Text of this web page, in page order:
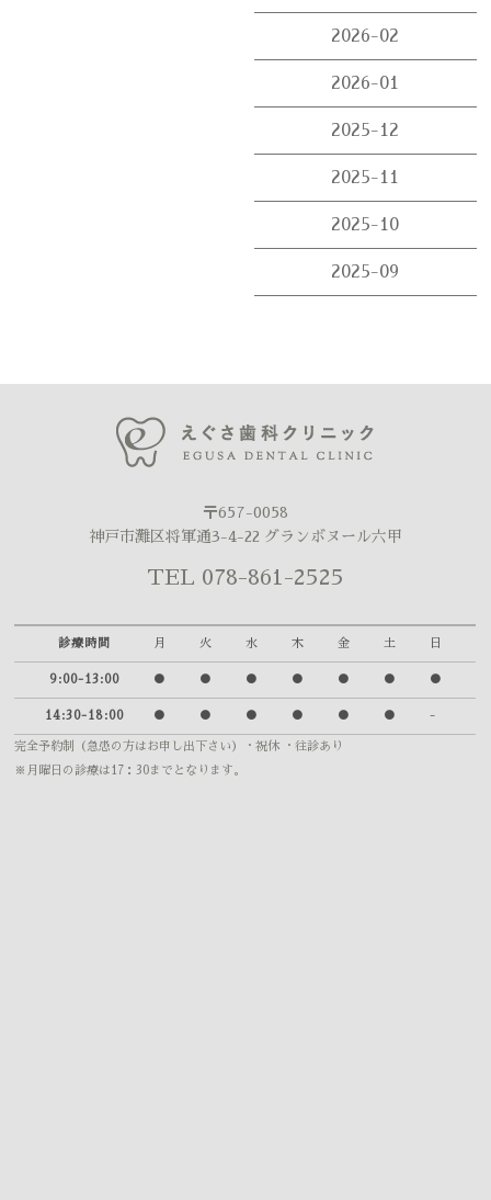
2026-02
2026-01
2025-12
2025-11
2025-10
2025-09
〒657-0058
神戸市灘区将軍通3-4-22 グランボヌール六甲
TEL 078-861-2525
診療時間 月 火 水 木 金 土 日
9:00-13:00 ● ● ● ● ● ● ●
14:30-18:00 ● ● ● ● ● ● -
完全予約制（急患の方はお申し出下さい）
・祝休 ・往診あり
※月曜日の診療は17：30までとなります。